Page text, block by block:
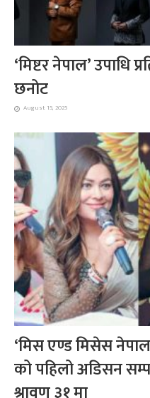
‘मिष्टर नेपाल’ उपाधि
छनोट
August 15, 2025
‘मिस एण्ड मिसेस
को पहिलो अडिसन